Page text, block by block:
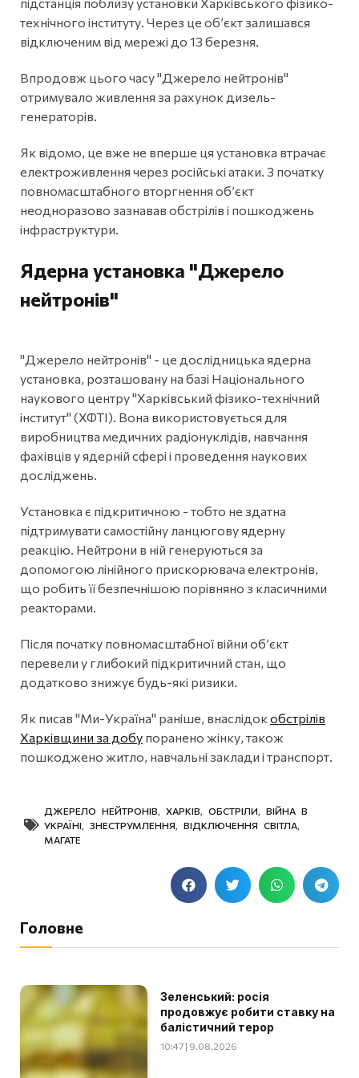
технічного інституту. Через це об’єкт залишався
відключеним від мережі до 13 березня.
Впродовж цього часу "Джерело нейтронів"
отримувало живлення за рахунок дизель-
генераторів.
Як відомо, це вже не вперше ця установка втрачає
електроживлення через російські атаки. З початку
повномасштабного вторгнення об’єкт
неодноразово зазнавав обстрілів і пошкоджень
інфраструктури.
Ядерна установка "Джерело
нейтронів"
"Джерело нейтронів" - це дослідницька ядерна
установка, розташовану на базі Національного
наукового центру "Харківський фізико-технічний
інститут" (ХФТІ). Вона використовується для
виробництва медичних радіонуклідів, навчання
фахівців у ядерній сфері і проведення наукових
досліджень.
Установка є підкритичною - тобто не здатна
підтримувати самостійну ланцюгову ядерну
реакцію. Нейтрони в ній генеруються за
допомогою лінійного прискорювача електронів,
що робить її безпечнішою порівняно з класичними
реакторами.
Після початку повномасштабної війни об’єкт
перевели у глибокий підкритичний стан, що
додатково знижує будь-які ризики.
Як писав "Ми-Україна" раніше, внаслідокобстрілів
Харківщини за добу поранено жінку, також
пошкоджено житло, навчальні заклади і транспорт.
ДЖЕРЕЛО НЕЙТРОНІВ ХАРКІВ ОБСТРІЛИ
ВІЙНА В
УКРАЇНІ
ЗНЕСТРУМЛЕННЯ ВІДКЛЮЧЕННЯ СВІТЛА
МАГАТЕ
Головне
Зеленський: росія
продовжує робити ставку на
балістичний терор
10:47 | 9.08.2026